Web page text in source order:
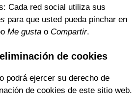
Cada red social utiliza sus
para que usted pueda pinchar en
Me gusta o Compartir.
de cookies
podrá ejercer su derecho de
de cookies de este sitio web.